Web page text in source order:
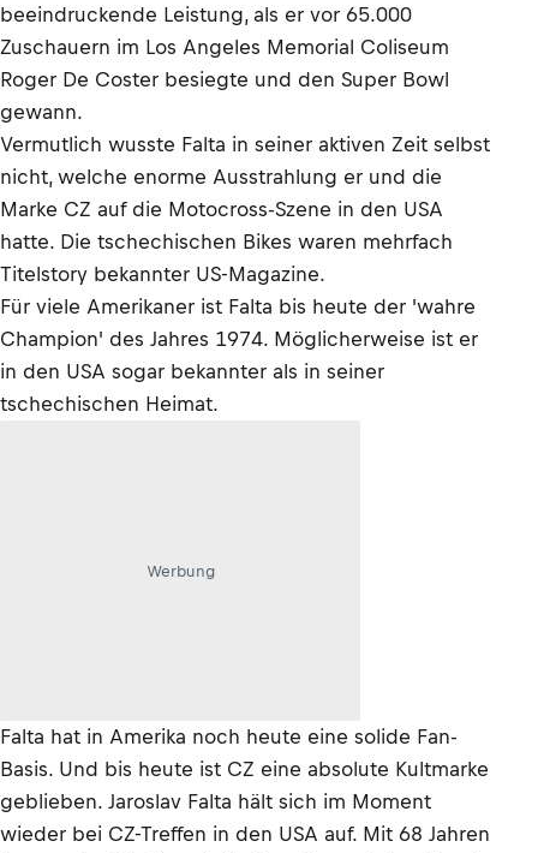
beeindruckende Leistung, als er vor 65.000
Zuschauern im Los Angeles Memorial Coliseum
Roger De Coster besiegte und den Super Bowl
gewann.
Vermutlich wusste Falta in seiner aktiven Zeit selbst
nicht, welche enorme Ausstrahlung er und die
Marke CZ auf die Motocross-Szene in den USA
hatte. Die tschechischen Bikes waren mehrfach
Titelstory bekannter US-Magazine.
Für viele Amerikaner ist Falta bis heute der 'wahre
Champion' des Jahres 1974. Möglicherweise ist er
in den USA sogar bekannter als in seiner
tschechischen Heimat.
Werbung
Falta hat in Amerika noch heute eine solide Fan-
Basis. Und bis heute ist CZ eine absolute Kultmarke
geblieben. Jaroslav Falta hält sich im Moment
wieder bei CZ-Treffen in den USA auf. Mit 68 Jahren